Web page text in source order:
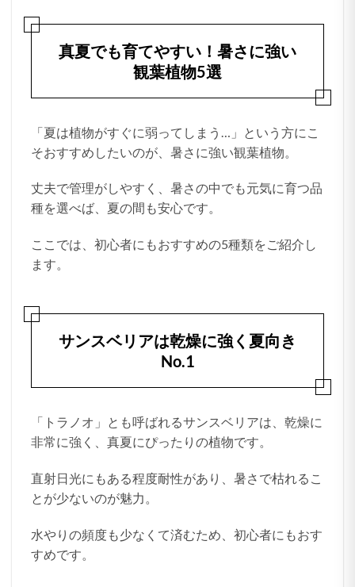
真夏でも育てやすい！暑さに強い
観葉植物5選
「夏は植物がすぐに弱ってしまう…」という方にこ
そおすすめしたいのが、暑さに強い観葉植物。
丈夫で管理がしやすく、暑さの中でも元気に育つ品
種を選べば、夏の間も安心です。
ここでは、初心者にもおすすめの5種類をご紹介し
ます。
サンスベリアは乾燥に強く夏向き
No.1
「トラノオ」とも呼ばれるサンスベリアは、乾燥に
非常に強く、真夏にぴったりの植物です。
直射日光にもある程度耐性があり、暑さで枯れるこ
とが少ないのが魅力。
水やりの頻度も少なくて済むため、初心者にもおす
すめです。